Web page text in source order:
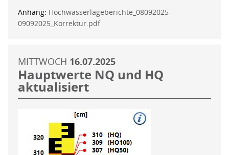
Anhang: Hochwasserlageberichte_08092025-
09092025_Korrektur.pdf
MITTWOCH 16.07.2025
Hauptwerte NQ und HQ
aktualisiert